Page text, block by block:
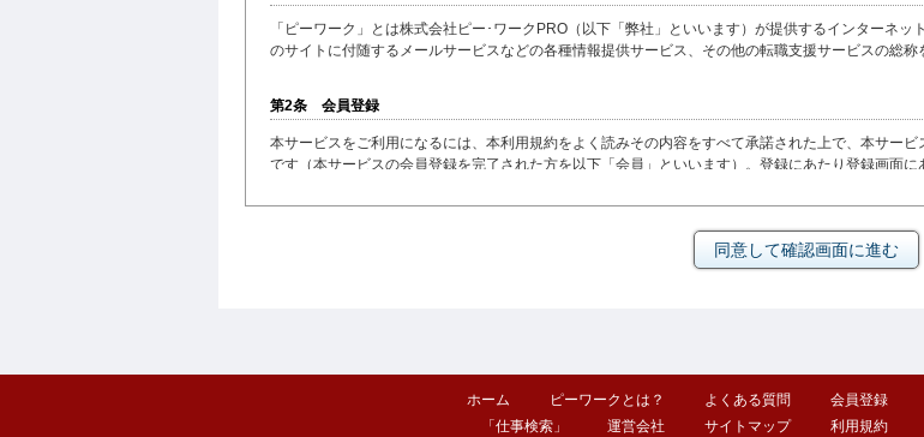
「ピーワーク」とは株式会社ピー･ワークPRO（以下「弊社」といいます）が提供するインターネ
のサイトに付随するメールサービスなどの各種情報提供サービス、その他の転職支援サービスの総称
第2条 会員登録
本サービスをご利用になるには、本利用規約をよく読みその内容をすべて承諾された上で、本サー
です（本サービスの会員登録を完了された方を以下「会員」といいます）。登録にあたり登録画面
ホーム ピーワークとは？ よくある質問 会員登録
「仕事検索」
運営会社 サイトマップ 利用規約